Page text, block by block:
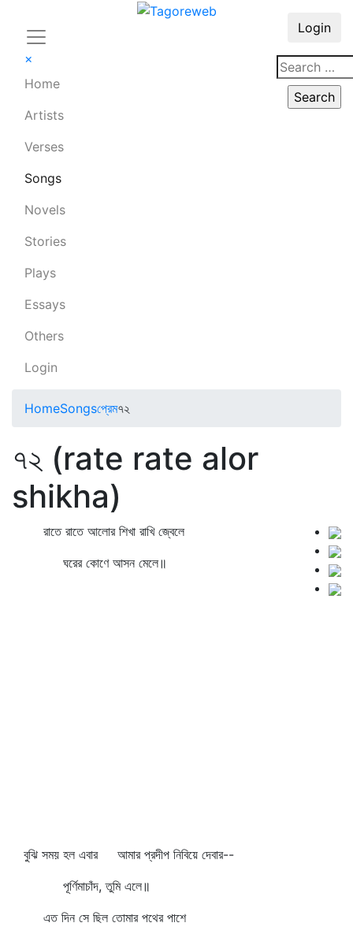
×
Home
Artists
Verses
Songs
Novels
Stories
Plays
Essays
Others
Login
Login
HomeSongsপ্রেম৭২
৭২ (rate rate alor
shikha)
রাতে রাতে আলোর শিখা রাখি জ্বেলে
ঘরের কোণে আসন মেলে॥
বুঝি সময় হল এবার আমার প্রদীপ নিবিয়ে দেবার--
পূর্ণিমাচাঁদ, তুমি এলে॥
এত দিন সে ছিল তোমার পথের পাশে